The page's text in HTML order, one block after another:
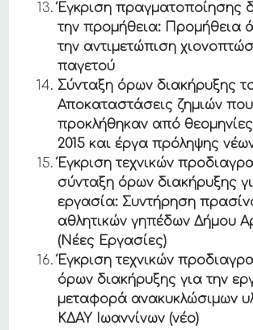
Έγκριση πραγματοποίησης
την προμήθεια: Προμήθεια
την αντιμετώπιση
παγετού
Σύνταξη όρων διακήρυξης
Αποκαταστάσεις ζημιών που
προκλήθηκαν από
2015 και έργα πρόληψης
Έγκριση τεχνικών
σύνταξη όρων διακήρυξης
εργασία: Συντήρηση
αθλητικών γηπέδων Δήμου
(Νέες Εργασίες)
Έγκριση τεχνικών
όρων διακήρυξης για την
μεταφορά ανακυκλώσιμων
ΚΔΑΥ Ιωαννίνων (νέο)